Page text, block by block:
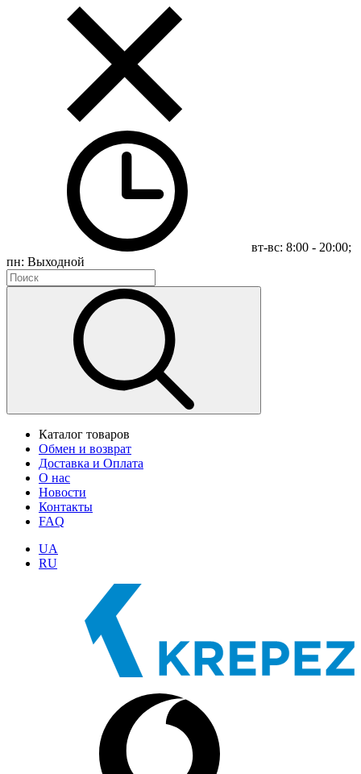
вт-вс: 8:00 - 20:00;
пн: Выходной
Каталог товаров
Обмен и возврат
Доставка и Оплата
О нас
Новости
Контакты
FAQ
UA
RU